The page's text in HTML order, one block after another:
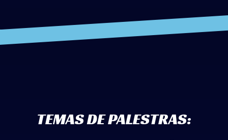
TEMAS DE PALESTRAS: